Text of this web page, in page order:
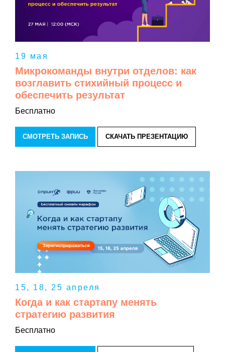
19 мая
Микрокоманды внутри отделов: как
возглавить стихийный процесс и
обеспечить результат
Бесплатно
СМОТРЕТЬ ЗАПИСЬ СКАЧАТЬ ПРЕЗЕНТАЦИЮ
15, 18, 25 апреля
Когда и как стартапу менять
стратегию развития
Бесплатно